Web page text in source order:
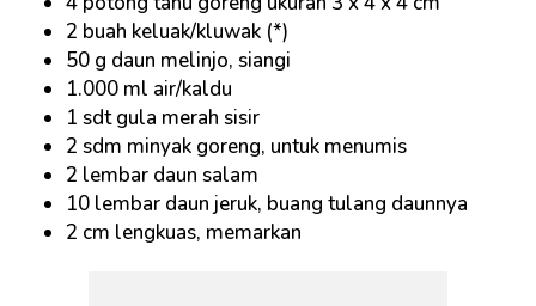
2 buah keluak/kluwak (*)
50 g daun melinjo, siangi
1.000 ml air/kaldu
1 sdt gula merah sisir
2 sdm minyak goreng, untuk menumis
2 lembar daun salam
10 lembar daun jeruk, buang tulang daunnya
2 cm lengkuas, memarkan